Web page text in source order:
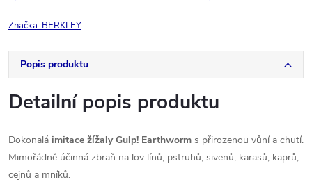
Značka: BERKLEY
Popis produktu
Detailní popis produktu
Dokonalá imitace žížaly Gulp! Earthworm s přirozenou vůní a chutí.
Mimořádně účinná zbraň na lov línů, pstruhů, sivenů, karasů, kaprů,
cejnů a mníků.